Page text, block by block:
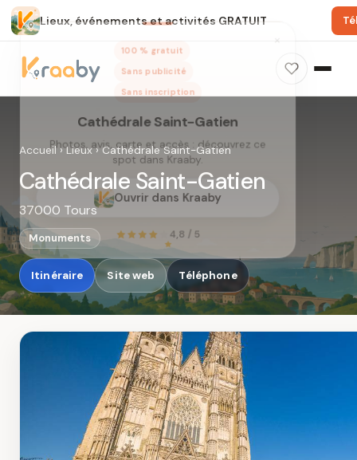
Lieux, événements et activités GRATUIT
100 % gratuit
Sans inscription
Cathédrale Saint-Gatien
Photos, avis, carte et accès : découvrez ce
spot dans Kraaby.
Ouvrir dans Kraaby
4,8 / 5
Accueil›Lieux›Cathédrale Saint-Gatien
Cathédrale Saint-Gatien
37000 Tours
Monuments
Itinéraire Site web Téléphone